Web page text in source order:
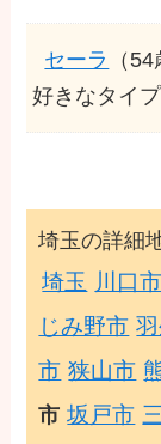
セーラ （54
好きなタイ
埼玉の詳細
埼玉 川口市
じみ野市
市 狭山市
市 坂戸市